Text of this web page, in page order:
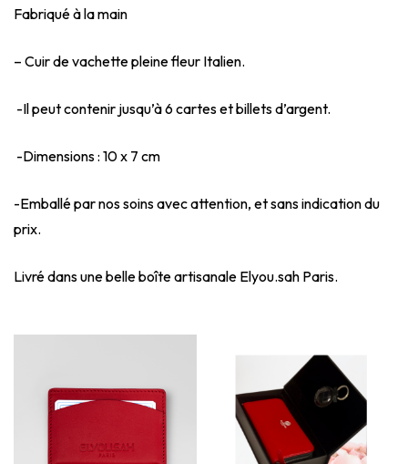
Fabriqué à la main
– Cuir de vachette pleine fleur Italien.
-Il peut contenir jusqu’à 6 cartes et billets d’argent.
-Dimensions : 10 x 7 cm
-Emballé par nos soins avec attention, et sans indication du
prix.
Livré dans une belle boîte artisanale Elyou.sah Paris.